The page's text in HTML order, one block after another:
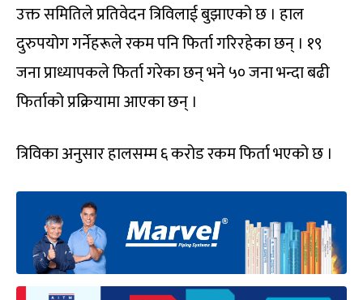
उक्त समितिले प्रतिवेदन त्रिविलाई बुझाएको छ । हाल
दुरुपयोग गर्नेहरूले रकम पनि फिर्ता गरिरहेका छन् । १९
जना प्राध्यापकले फिर्ता गरेका छन् भने ५० जना भन्दा बढी
फिर्ताको प्रक्रियामा आएका छन् ।
त्रिविका अनुसार हालसम्म ६ करोड रकम फिर्ता भएको छ ।